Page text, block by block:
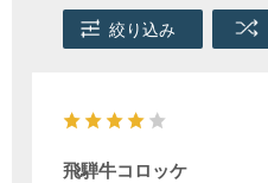
絞り込み
飛騨牛コロッケ